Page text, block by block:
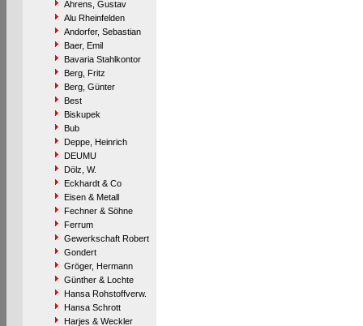
Ahrens, Gustav
Alu Rheinfelden
Andorfer, Sebastian
Baer, Emil
Bavaria Stahlkontor
Berg, Fritz
Berg, Günter
Best
Biskupek
Bub
Deppe, Heinrich
DEUMU
Dölz, W.
Eckhardt & Co
Eisen & Metall
Fechner & Söhne
Ferrum
Gewerkschaft Robert
Gondert
Gröger, Hermann
Günther & Lochte
Hansa Rohstoffverw.
Hansa Schrott
Harjes & Weckler